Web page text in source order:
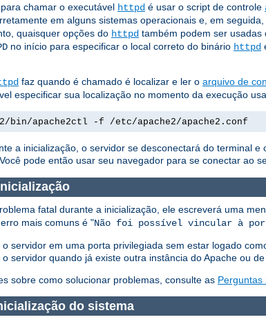
chamar o executável httpd é usar o script de controle
em alguns sistemas operacionais e, em
quaisquer opções do httpd também podem ser usadas
no início para especificar o local correto do binário httpd
faz quando é chamado é localizar e ler o arquivo de
especificar sua localização no momento da execução
bin/apache2ctl -f /etc/apache2/apache2.conf
a inicialização, o servidor se desconectará do terminal
pode então usar seu navegador para se conectar ao
fatal durante a inicialização, ele escreverá uma
mais comuns é "Não foi possível vincular à
o servidor em uma porta privilegiada sem estar logado
servidor quando já existe outra instância do Apache ou
sobre como solucionar problemas, consulte as Perguntas
do sistema